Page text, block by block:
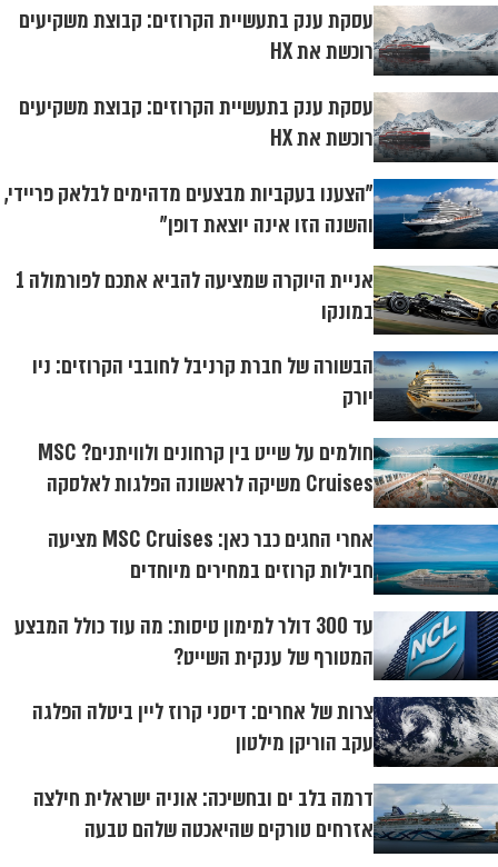
עסקת ענק בתעשיית הקרוזים: קבוצת משקיעים
רוכשת את HX
עסקת ענק בתעשיית הקרוזים: קבוצת משקיעים
רוכשת את HX
"הצענו בעקביות מבצעים מדהימים לבלאק פריידי,
והשנה הזו אינה יוצאת דופן"
אניית היוקרה שמציעה להביא אתכם לפורמולה 1
במונקו
הבשורה של חברת קרניבל לחובבי הקרוזים: ניו
יורק
חולמים על שייט בין קרחונים ולוויתנים? MSC
Cruises משיקה לראשונה הפלגות לאלסקה
אחרי החגים כבר כאן: MSC Cruises מציעה
חבילות קרוזים במחירים מיוחדים
עד 300 דולר למימון טיסות: מה עוד כולל המבצע
המטורף של ענקית השייט?
צרות של אחרים: דיסני קרוז ליין ביטלה הפלגה
עקב הוריקן מילטון
דרמה בלב ים ובחשיכה: אוניה ישראלית חילצה
אזרחים טורקים שהיאכטה שלהם טבעה